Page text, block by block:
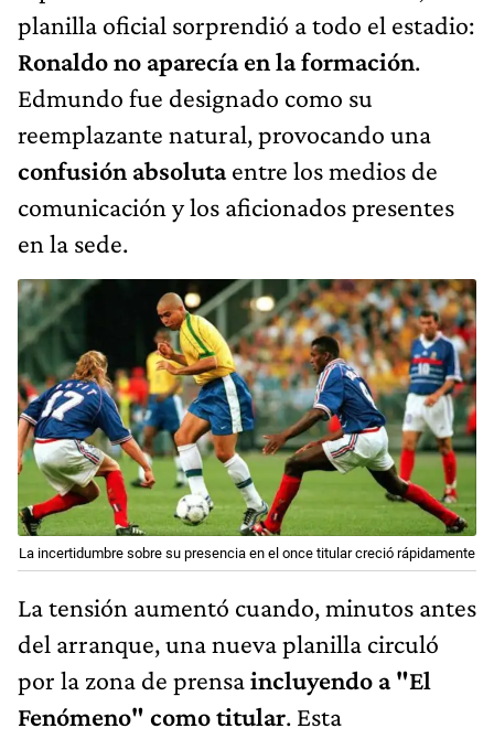
planilla oficial sorprendió a todo el estadio:
Ronaldo no aparecía en la formación.
Edmundo fue designado como su
reemplazante natural, provocando una
confusión absolutaentre los medios de
comunicación y los aficionados presentes
en la sede.
La incertidumbre sobre su presencia en el once titular creció rápidamente
La tensión aumentó cuando, minutos antes
del arranque, una nueva planilla circuló
por la zona de prensaincluyendo a "El
Fenómeno" como titular. Esta